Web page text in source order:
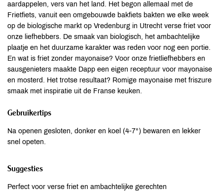
aardappelen, vers van het land. Het begon allemaal met de
Frietfiets, vanuit een omgebouwde bakfiets bakten we elke week
op de biologische markt op Vredenburg in Utrecht verse friet voor
onze liefhebbers. De smaak van biologisch, het ambachtelijke
plaatje en het duurzame karakter was reden voor nog een portie.
En wat is friet zonder mayonaise? Voor onze frietliefhebbers en
sausgenieters maakte Dapp een eigen receptuur voor mayonaise
en mosterd. Het trotse resultaat? Romige mayonaise met friszure
smaak met inspiratie uit de Franse keuken.
Gebruikertips
Na openen gesloten, donker en koel (4-7°) bewaren en lekker
snel opeten.
Suggesties
Perfect voor verse friet en ambachtelijke gerechten